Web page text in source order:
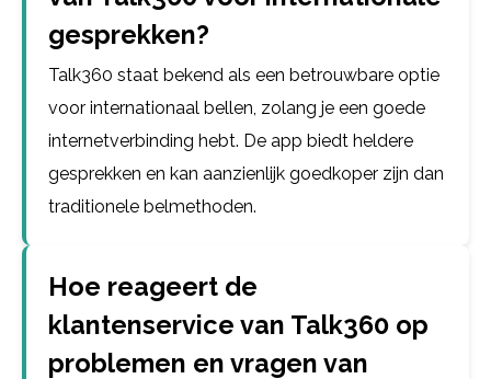
gesprekken?
Talk360 staat bekend als een betrouwbare optie
voor internationaal bellen, zolang je een goede
internetverbinding hebt. De app biedt heldere
gesprekken en kan aanzienlijk goedkoper zijn dan
traditionele belmethoden.
Hoe reageert de
klantenservice van Talk360 op
problemen en vragen van